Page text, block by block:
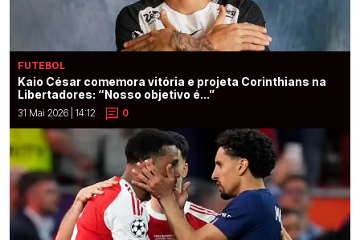
FUTEBOL
Kaio César comemora vitória e projeta Corinthians na
Libertadores: “Nosso objetivo é...”
31 Mai 2026 | 14:12 0